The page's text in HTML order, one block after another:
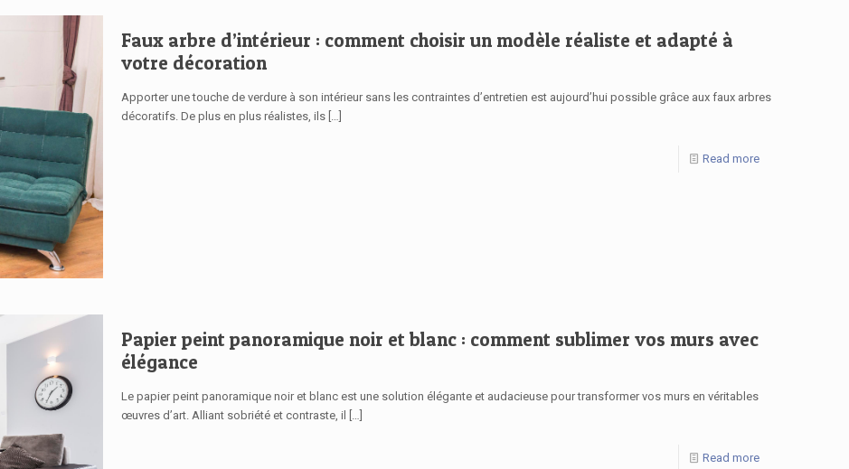
Faux arbre d’intérieur : comment choisir un modèle réaliste et adapté à
votre décoration
Apporter une touche de verdure à son intérieur sans les contraintes d’entretien est aujourd’hui possible grâce aux faux arbres
décoratifs. De plus en plus réalistes, ils […]
Read more
Papier peint panoramique noir et blanc : comment sublimer vos murs avec
élégance
Le papier peint panoramique noir et blanc est une solution élégante et audacieuse pour transformer vos murs en véritables
œuvres d’art. Alliant sobriété et contraste, il […]
Read more